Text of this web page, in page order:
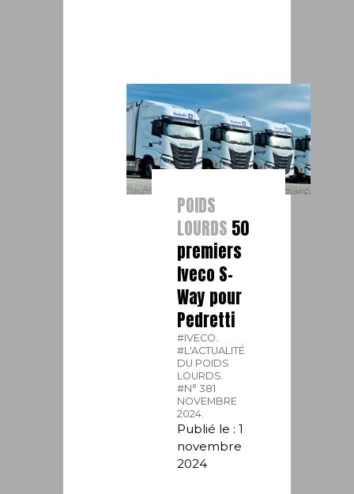
POIDS
LOURDS 50
premiers
Iveco S-
Way pour
Pedretti
#IVECO.
#L'ACTUALITÉ
DU POIDS
LOURDS.
#N° 381
NOVEMBRE
2024.
Publié le : 1
novembre
2024